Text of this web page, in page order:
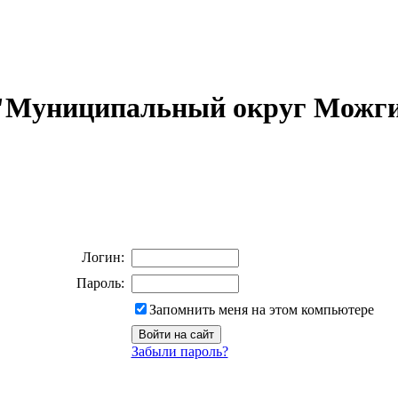
округ
Логин:
Пароль:
Запомнить меня на этом компьютере
Забыли пароль?